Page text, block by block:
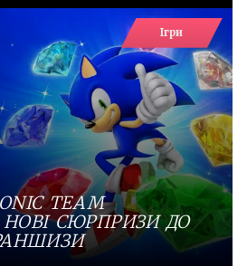
Ігри
TEAM
СЮРПРИЗИ ДО